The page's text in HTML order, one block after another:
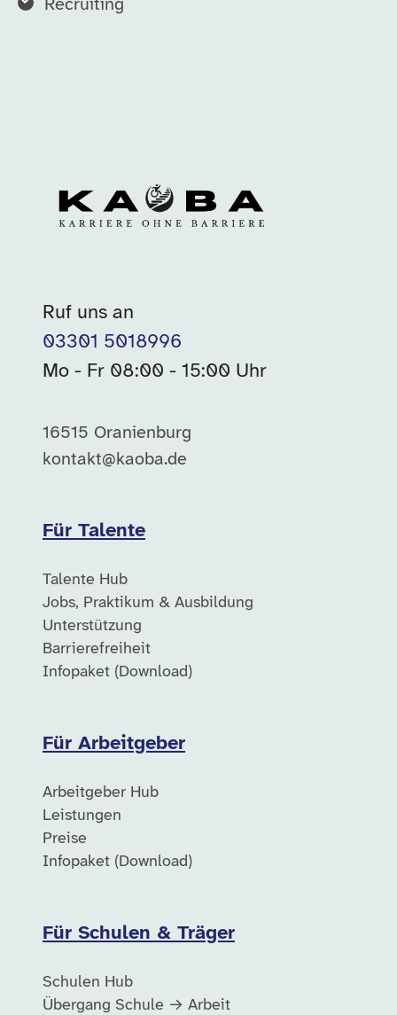
Recruiting
Ruf uns an
03301 5018996
Mo - Fr 08:00 - 15:00 Uhr
16515 Oranienburg
kontakt@kaoba.de
Für Talente
Talente Hub
Jobs, Praktikum & Ausbildung
Unterstützung
Barrierefreiheit
Infopaket (Download)
Für Arbeitgeber
Arbeitgeber Hub
Leistungen
Preise
Infopaket (Download)
Für Schulen & Träger
Schulen Hub
Übergang Schule → Arbeit